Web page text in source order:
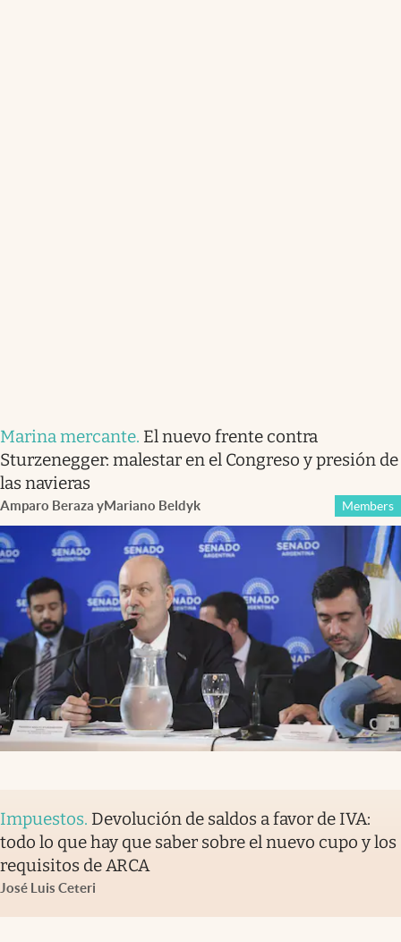
Marina mercante. El nuevo frente contra
Sturzenegger: malestar en el Congreso y presión de
las navieras
Amparo Beraza yMariano Beldyk Members
Impuestos. Devolución de saldos a favor de IVA:
todo lo que hay que saber sobre el nuevo cupo y los
requisitos de ARCA
José Luis Ceteri